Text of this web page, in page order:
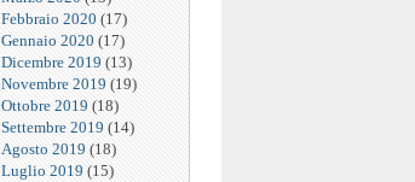
Febbraio 2020 (17)
Gennaio 2020 (17)
Dicembre 2019 (13)
Novembre 2019 (19)
Ottobre 2019 (18)
Settembre 2019 (14)
Agosto 2019 (18)
Luglio 2019 (15)